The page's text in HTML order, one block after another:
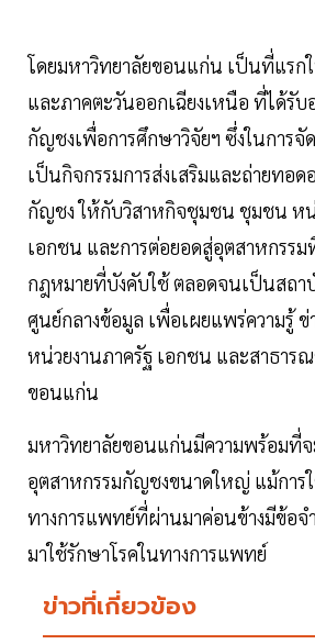
โดยมหาวิทยาลัยขอนแก่น เป็นที่แรก
และภาคตะวันออกเฉียงเหนือ ที่ได้รั
กัญชงเพื่อการศึกษาวิจัยฯ ซึ่งในการ
เป็นกิจกรรมการส่งเสริมและถ่ายทอด
กัญชง ให้กับวิสาหกิจชุมชน ชุมชน หน่
เอกชน และการต่อยอดสู่อุตสาหกรรม
กฎหมายที่บังคับใช้ ตลอดจนเป็นสถา
ศูนย์กลางข้อมูล เพื่อเผยแพร่ความรู้ ข่
หน่วยงานภาครัฐ เอกชน และสาธาร
ขอนแก่น
มหาวิทยาลัยขอนแก่นมีความพร้อมที่
อุตสาหกรรมกัญชงขนาดใหญ่ แม้กา
ทางการแพทย์ที่ผ่านมาค่อนข้างมีข้อจ
มาใช้รักษาโรคในทางการแพทย์
ข่าวที่เกี่ยวข้อง